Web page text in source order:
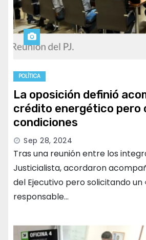
POLÍTICA
La oposición definió
crédito energético pero
condiciones
Sep 28, 2024
Tras una reunión entre los
Justicialista, acordaron
del Ejecutivo pero solicitando un
responsable…